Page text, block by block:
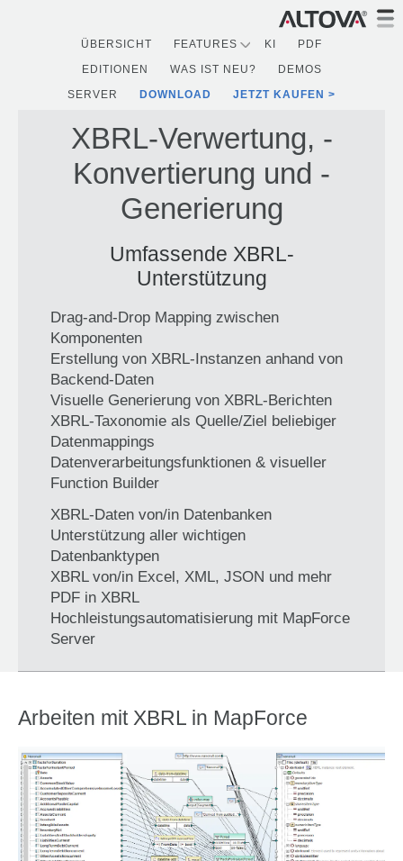
ÜBERSICHT FEATURES KI
PDF
EDITIONEN
WAS IST NEU?
DEMOS
SERVER
DOWNLOAD JETZT KAUFEN
XBRL-Verwertung, -
Konvertierung und -
Generierung
Umfassende XBRL-
Unterstützung
Drag-and-Drop Mapping zwischen
Komponenten
Erstellung von XBRL-Instanzen anhand von
Backend-Daten
Visuelle Generierung von XBRL-Berichten
XBRL-Taxonomie als Quelle/Ziel beliebiger
Datenmappings
Datenverarbeitungsfunktionen & visueller
Function Builder
XBRL-Daten von/in Datenbanken
Unterstützung aller wichtigen
Datenbanktypen
XBRL von/in Excel, XML, JSON und mehr
PDF in XBRL
Hochleistungsautomatisierung mit MapForce
Server
Arbeiten mit XBRL in MapForce